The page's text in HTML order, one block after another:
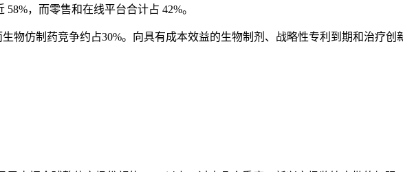
，而零售和在线平台合计占 42%。
物仿制药竞争约占30%。向具有成本效益的生物制剂、战略性专利到期和治疗创